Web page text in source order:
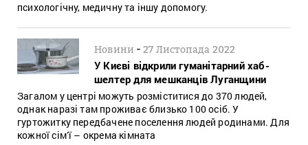
психологічну, медичну та іншу допомогу.
Новини -27 Листопада 2022
У Києві відкрили гуманітарний хаб-
шелтер для мешканців Луганщини
Загалом у центрі можуть розміститися до 370 людей,
однак наразі там проживає близько 100 осіб. У
гуртожитку передбачене поселення людей родинами. Для
кожної сімʼї – окрема кімната